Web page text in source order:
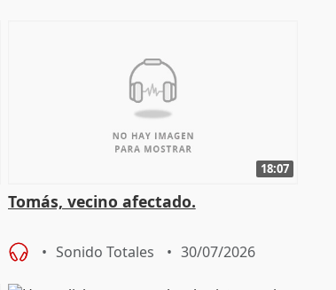
18:07
Tomás, vecino afectado.
Sonido Totales 30/07/2026